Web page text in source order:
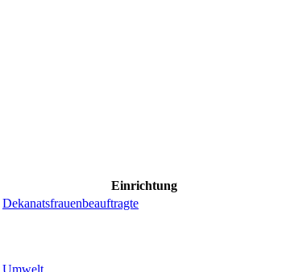
Einrichtung
Dekanatsfrauenbeauftragte
Umwelt